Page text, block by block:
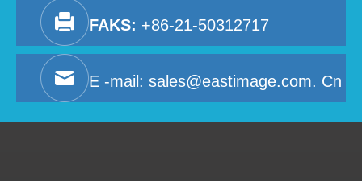
FAKS: +86-21-50312717
E -mail: sales@eastimage.com. Cn